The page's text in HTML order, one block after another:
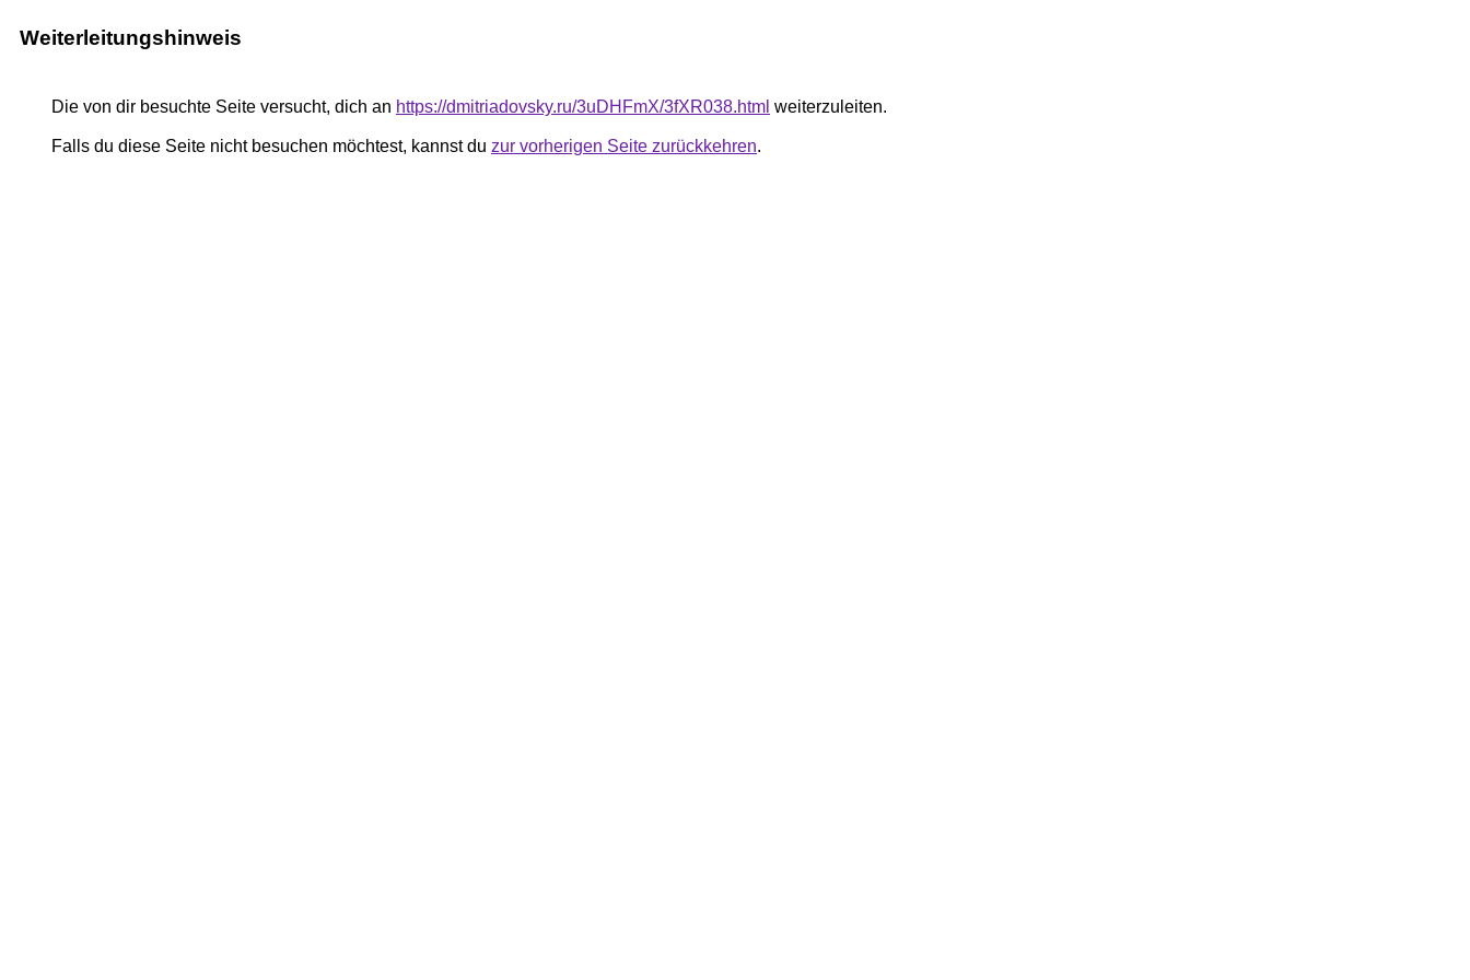
Weiterleitungshinweis
Die von dir besuchte Seite versucht, dich an https://dmitriadovsky.ru/3uDHFmX/3fXR038.html weiterzuleiten.
Falls du diese Seite nicht besuchen möchtest, kannst du zur vorherigen Seite zurückkehren.